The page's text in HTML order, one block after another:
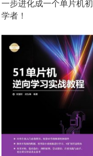
一步进化成一个单片机初
学者！